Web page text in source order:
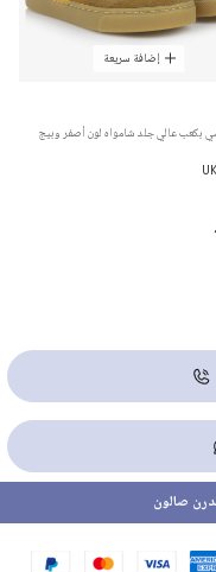
إضافة سريعة
بكعب عالي جلد شامواه لون أصفر وبيج
صالون